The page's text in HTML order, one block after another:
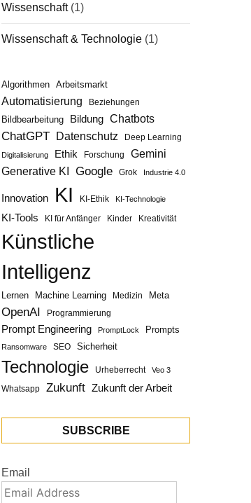
Wissenschaft(1)
Wissenschaft & Technologie (1)
Algorithmen Arbeitsmarkt
Automatisierung Beziehungen
Bildbearbeitung Bildung Chatbots
ChatGPT Datenschutz Deep Learning
Digitalisierung Ethik Forschung
Gemini
Generative KI Google Grok Industrie 4.0
Innovation KI KI-Ethik KI-Technologie
KI-Tools KI für Anfänger Kinder Kreativität
Künstliche
Intelligenz
Lernen Machine Learning Medizin Meta
OpenAI Programmierung
Prompt Engineering PromptLock Prompts
Ransomware SEO Sicherheit
Technologie Urheberrecht Veo 3
Whatsapp Zukunft Zukunft der Arbeit
SUBSCRIBE
Email